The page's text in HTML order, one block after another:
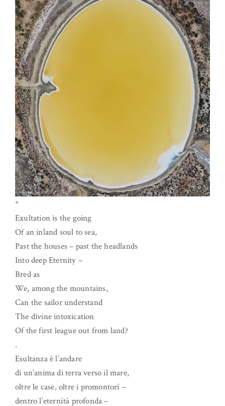
*
Exultation is the going
Of an inland soul to sea,
Past the houses – past the headlands
Into deep Eternity –
Bred as
We, among the mountains,
Can the sailor understand
The divine intoxication
Of the first league out from land?
.
Esultanza è l’andare
di un’anima di terra verso il mare,
oltre le case, oltre i promontorí –
dentro l’eternítà profonda –